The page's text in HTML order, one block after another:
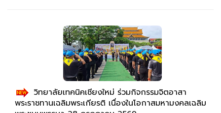
วิทยาลัยเทคนิคเชียงใหม่ ร่วมกิจกรรมจิตอาสา
พระราชทานเฉลิมพระเกียรติ เนื่องในโอกาสมหามงคลเฉลิม